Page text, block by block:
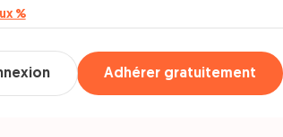
%
Adhérer gratuitement